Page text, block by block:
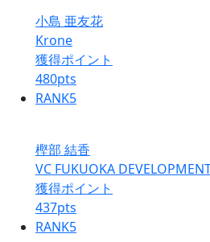
小島 亜友花
Krone
獲得ポイント
480pts
RANK5
樫部 結香
VC FUKUOKA
獲得ポイント
437pts
RANK5